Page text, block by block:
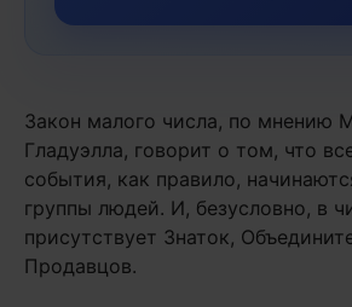
Закон малого числа, по мнению
Гладуэлла, говорит о том, что
события, как правило,
группы людей. И, безусловно, в
присутствует Знаток,
Продавцов.